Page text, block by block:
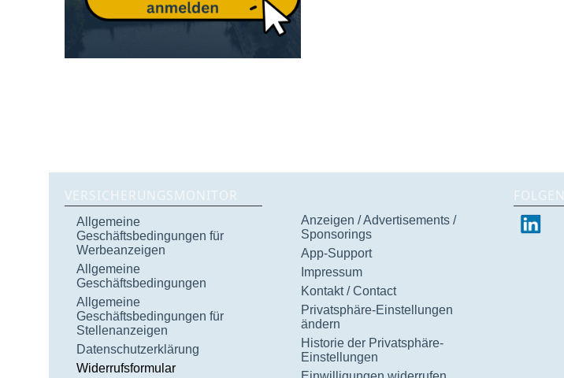
VERSICHERUNGSMONITOR
Allgemeine
Geschäftsbedingungen für
Werbeanzeigen
Allgemeine
Geschäftsbedingungen
Allgemeine
Geschäftsbedingungen für
Stellenanzeigen
Datenschutzerklärung
Widerrufsformular
Anzeigen / Advertisements /
Sponsorings
App-Support
Impressum
Kontakt / Contact
Privatsphäre-Einstellungen
ändern
Historie der Privatsphäre-
Einstellungen